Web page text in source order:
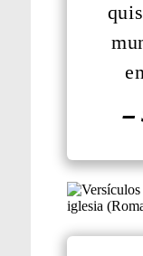
—